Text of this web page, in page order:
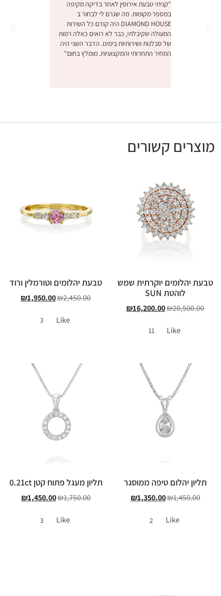
"קניתי טבעת אירוסין לאחר בדיקה מקיפה
במספר מקומות. מה שגרם לי לבחור ב
DIAMOND HOUSE היה קודם כל השירות
המעולה שקיבלתי, כבר לא רואים כאלה רמות
של סבלנות ושירותיות בימינו. הדבר השני היה
המחיר התחרותי והמקצועיות. מומלץ בחום"
מוצרים קשורים
טבעת יהלומים יוקרתית שמש
לוהטת SUN
₪20,500.00
₪16,200.00
Like
11
טבעת יהלומים וטורמלין ורוד
₪2,450.00
₪1,950.00
Like
3
תליון יהלום טיפה ממוסגר
₪1,450.00
₪1,350.00
Like
2
תליון מעגל פתוח קטן 0.21ct
₪1,750.00
₪1,450.00
Like
3